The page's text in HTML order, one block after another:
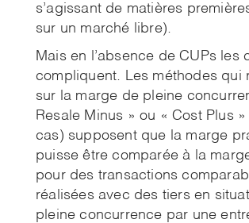
s’agissant de matières
sur un marché libre).
Mais en l’absence de CUPs les
compliquent. Les méthodes qui
sur la marge de pleine
Resale Minus » ou « Cost Plus
cas) supposent que la marge
puisse être comparée à la
pour des transactions
réalisées avec des tiers en
pleine concurrence par une